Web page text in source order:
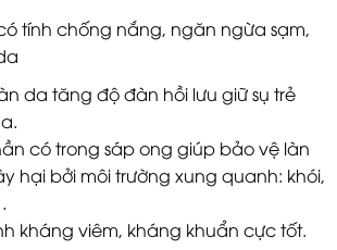
tính chống nắng, ngăn ngừa sạm,
da tăng độ đàn hồi lưu giữ sụ trẻ
có trong sáp ong giúp bảo vệ làn
hại bởi môi trường xung quanh: khói,
kháng viêm, kháng khuẩn cực tốt.